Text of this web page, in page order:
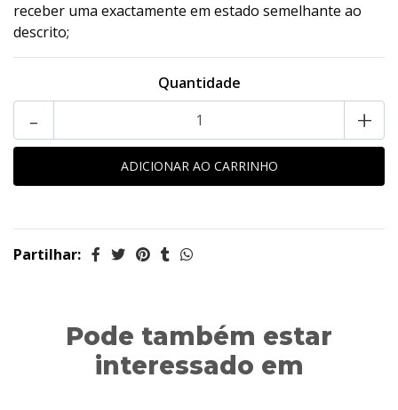
receber uma exactamente em estado semelhante ao
descrito;
Quantidade
- +
Partilhar:
Pode também estar
interessado em